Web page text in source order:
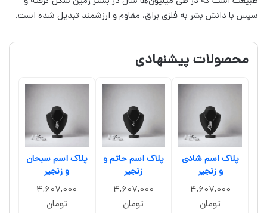
سپس با دانش بشر به فلزی براق، مقاوم و ارزشمند تبدیل شده است.
محصولات پیشنهادی
پلاک اسم شادی
و زنجیر
4,607,000
تومان
پلاک اسم حاتم و
زنجیر
4,607,000
تومان
پلاک اسم سبحان
و زنجیر
4,607,000
تومان